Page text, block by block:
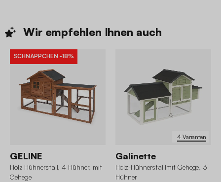
Wir empfehlen Ihnen auch
SCHNÄPPCHEN -18%
GELINE
Holz Hühnerstall, 4 Hühner, mit
Gehege
4 Varianten
Galinette
Holz-Hühnerstal lmit Gehege, 3
Hühner